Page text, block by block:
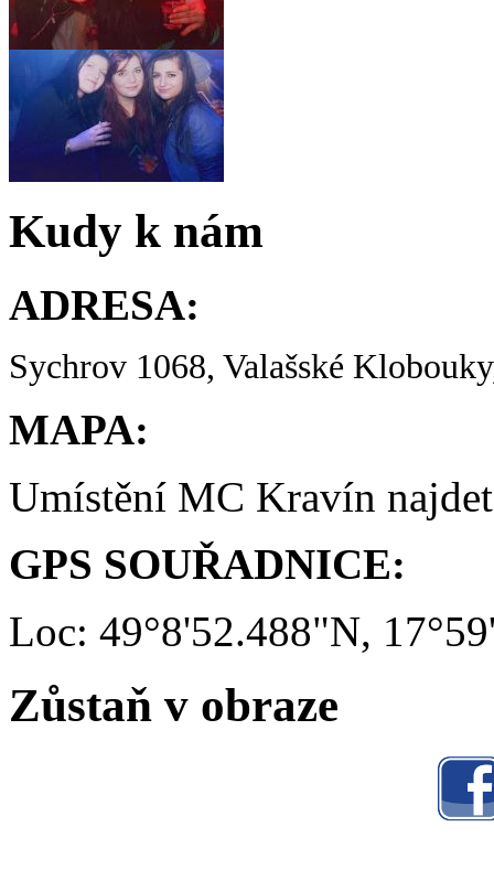
Kudy k nám
ADRESA:
Sychrov 1068, Valašské
MAPA:
Umístění MC Kravín
GPS SOUŘADNICE:
Loc: 49°8'52.488"N,
Zůstaň v obraze